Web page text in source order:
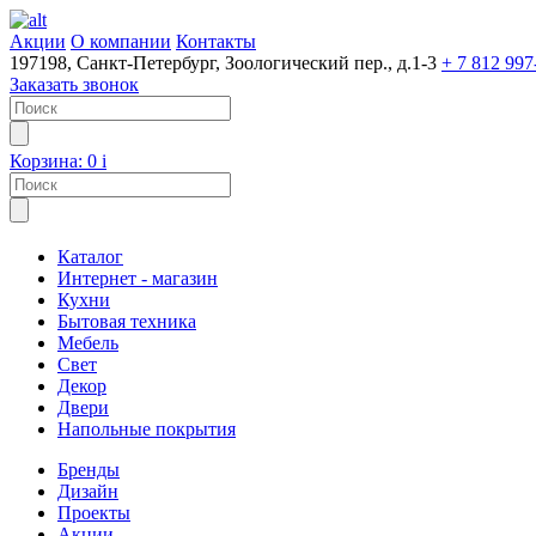
Акции О компании Контакты
197198, Санкт-Петербург, Зоологический пер., д.1-3 + 7 812
Заказать звонок
Корзина: 0 i
Каталог
Интернет - магазин
Кухни
Бытовая техника
Мебель
Свет
Декор
Двери
Напольные покрытия
Бренды
Дизайн
Проекты